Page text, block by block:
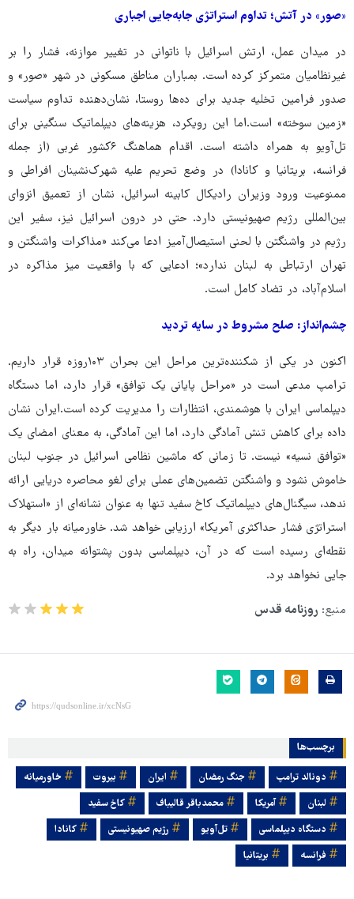
«صور» در آتش؛ تداوم استراتژی جابه‌جایی اجباری
در میدان عمل، ارتش اسرائیل با ناتوانی در تغییر موازنه، فشار را بر
غیرنظامیان متمرکز کرده است. بمباران مناطق مسکونی در شهر «صور» و
صدور فرامین تخلیه‌ جدید برای ده‌ها روستا، نشان‌دهنده‌ تداوم سیاست
«زمین سوخته» است.اما این رویکرد، هزینه‌های دیپلماتیک سنگینی برای
تل‌آویو به همراه داشته است. اقدام هماهنگ ۶کشور غربی (از جمله
فرانسه، بریتانیا و کانادا) در وضع تحریم علیه شهرک‌نشینان افراطی و
ممنوعیت ورود وزیران رادیکال کابینه‌ اسرائیل، نشان از تعمیق انزوای
بین‌المللی رژیم صهیونیستی دارد. حتی در درون اسرائیل نیز، سفیر این
رژیم در واشنگتن با لحنی استیصال‌آمیز ادعا می‌کند «مذاکرات واشنگتن و
تهران ارتباطی به لبنان ندارد»؛ ادعایی که با واقعیت میز مذاکره در
اسلام‌آباد، در تضاد کامل است.
چشم‌انداز: صلح مشروط در سایه‌ تردید
اکنون در یکی از شکننده‌ترین مراحل این بحران ۱۰۳روزه قرار داریم.
ترامپ مدعی است در «مراحل پایانی یک توافق» قرار دارد، اما دستگاه
دیپلماسی ایران با هوشمندی، انتظارات را مدیریت کرده است.ایران نشان
داده برای کاهش تنش آمادگی دارد، اما این آمادگی، به معنای امضای یک
«توافق نسیه» نیست. تا زمانی که ماشین نظامی اسرائیل در جنوب لبنان
خاموش نشود و واشنگتن تضمین‌های عملی برای لغو محاصره‌ دریایی ارائه
ندهد، سیگنال‌های دیپلماتیک کاخ سفید تنها به عنوان نشانه‌ای از «استهلاک
استراتژی فشار حداکثری آمریکا» ارزیابی خواهد شد. خاورمیانه بار دیگر به
نقطه‌ای رسیده است که در آن، دیپلماسی بدون پشتوانه‌ میدان، راه به
جایی نخواهد برد.
منبع: روزنامه قدس
برچسب‌ها
دونالد ترامپ جنگ رمضان ایران بیروت
خاورمیانه
لبنان
آمریکا محمدباقر قالیباف
کاخ سفید
دستگاه دیپلماسی
تل‌آویو رژیم صهیونیستی
کانادا
فرانسه
بریتانیا